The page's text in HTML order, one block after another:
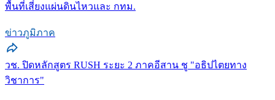
พื้นที่เสี่ยงแผ่นดินไหวและ กทม.
ข่าวภูมิภาค
วช. ปิดหลักสูตร RUSH ระยะ 2 ภาคอีสาน ชู "อธิปไตยทาง
วิชาการ"